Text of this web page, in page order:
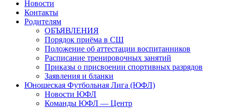
Новости
Контакты
Родителям
ОБЪЯВЛЕНИЯ
Порядок приёма в СШ
Положение об аттестации воспитанников
Расписание тренировочных занятий
Приказы о присвоении спортивных разрядов
Заявления и бланки
Юношеская Футбольная Лига (ЮФЛ)
Новости ЮФЛ
Команды ЮФЛ — Центр